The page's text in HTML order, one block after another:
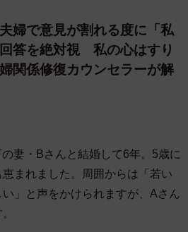
婦で意見が割れる度に「私
答を絶対視 私の心はすり
関係修復カウンセラーが解
妻・Bさんと結婚して6年。5歳に
まれました。周囲からは「若い
」と声をかけられますが、Aさん